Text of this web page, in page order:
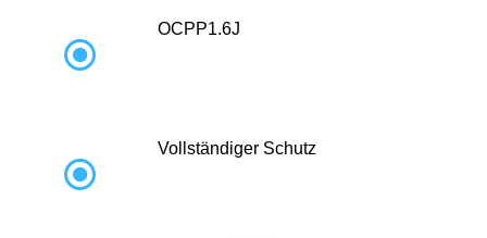

OCPP1.6J

Vollständiger Schutz